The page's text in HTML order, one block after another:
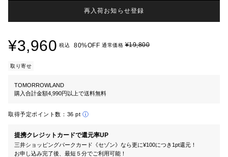
再入荷お知らせ登録
¥3,960 税込 80%OFF 通常価格¥19,800
取り寄せ
TOMORROWLAND
購入合計金額4,990円以上で送料無料
取得予定ポイント数： 36 pt
提携クレジットカードで還元率UP
三井ショッピングパークカード《セゾン》なら更に¥100につき1pt還元！
お申し込み完了後、最短５分でご利用可能！